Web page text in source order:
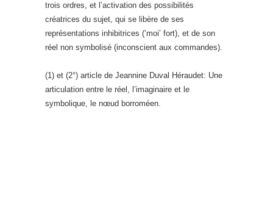
trois ordres, et l’activation des possibilités
créatrices du sujet, qui se libère de ses
représentations inhibitrices (‘moi’ fort), et de son
réel non symbolisé (inconscient aux commandes).
(1) et (2°) article de Jeannine Duval Héraudet: Une
articulation entre le réel, l’imaginaire et le
symbolique, le nœud borroméen.